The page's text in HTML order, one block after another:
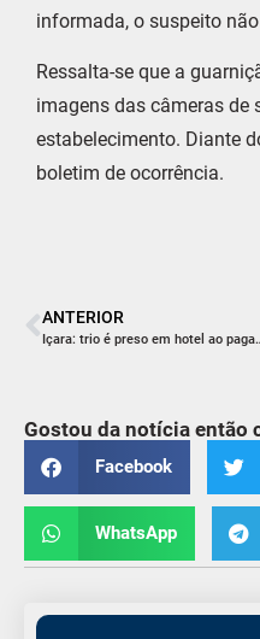
informada, o suspeito
Ressalta-se que a
imagens das câmeras de
estabelecimento. Diante
boletim de ocorrência.
ANTERIOR
Içara: trio é preso em hotel
Gostou da notícia então
Facebook
WhatsApp